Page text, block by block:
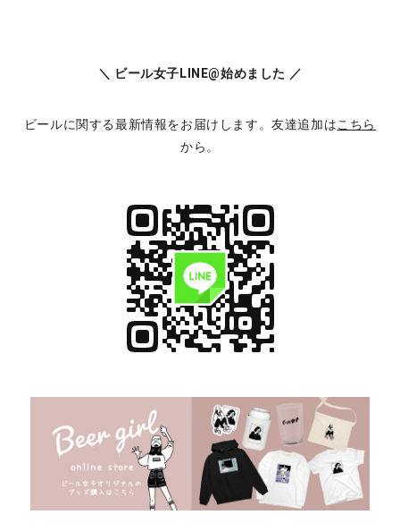
＼ ビール女子LINE@始めました ／
ビールに関する最新情報をお届けします。友達追加はこちら
から。